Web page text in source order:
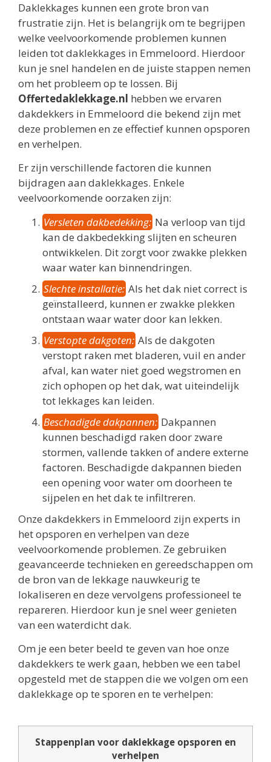
Daklekkages kunnen een grote bron van
frustratie zijn. Het is belangrijk om te begrijpen
welke veelvoorkomende problemen kunnen
leiden tot daklekkages in Emmeloord. Hierdoor
kun je snel handelen en de juiste stappen nemen
om het probleem op te lossen. Bij
Offertedaklekkage.nl hebben we ervaren
dakdekkers in Emmeloord die bekend zijn met
deze problemen en ze effectief kunnen opsporen
en verhelpen.
Er zijn verschillende factoren die kunnen
bijdragen aan daklekkages. Enkele
veelvoorkomende oorzaken zijn:
Versleten dakbedekking: Na verloop van tijd
kan de dakbedekking slijten en scheuren
ontwikkelen. Dit zorgt voor zwakke plekken
waar water kan binnendringen.
Slechte installatie: Als het dak niet correct is
geïnstalleerd, kunnen er zwakke plekken
ontstaan waar water door kan lekken.
Verstopte dakgoten: Als de dakgoten
verstopt raken met bladeren, vuil en ander
afval, kan water niet goed wegstromen en
zich ophopen op het dak, wat uiteindelijk
tot lekkages kan leiden.
Beschadigde dakpannen: Dakpannen
kunnen beschadigd raken door zware
stormen, vallende takken of andere externe
factoren. Beschadigde dakpannen bieden
een opening voor water om doorheen te
sijpelen en het dak te infiltreren.
Onze dakdekkers in Emmeloord zijn experts in
het opsporen en verhelpen van deze
veelvoorkomende problemen. Ze gebruiken
geavanceerde technieken en gereedschappen om
de bron van de lekkage nauwkeurig te
lokaliseren en deze vervolgens professioneel te
repareren. Hierdoor kun je snel weer genieten
van een waterdicht dak.
Om je een beter beeld te geven van hoe onze
dakdekkers te werk gaan, hebben we een tabel
opgesteld met de stappen die we volgen om een
daklekkage op te sporen en te verhelpen:
Stappenplan voor daklekkage opsporen en
verhelpen